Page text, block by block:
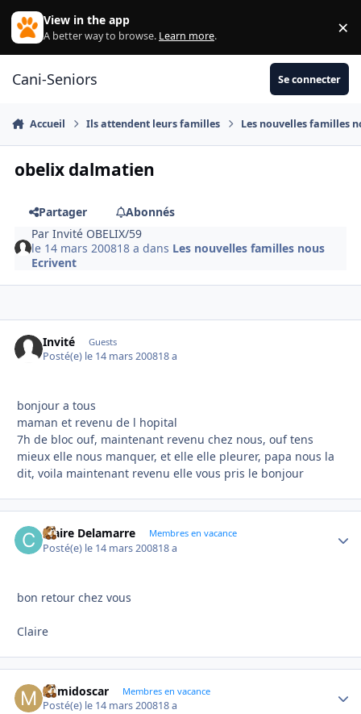
Aller au contenu
View in the app
A better way to browse. Learn more. ×
Cani-Seniors Se connecter
Accueil Ils attendent leurs familles Les nouvelles familles
obelix dalmatien
Partager
Abonnés
ParInvité OBELIX/59
le 14 mars 200818 a dans Les nouvelles familles nous
Ecrivent
Invité Guests
Posté(e) le 14 mars 200818 a
bonjour a tous
maman et revenu de l hopital
7h de bloc ouf, maintenant revenu chez nous, ouf tens
mieux elle nous manquer, et elle elle pleurer, papa nous la
dit, voila maintenant revenu elle vous pris le bonjour
Claire Delamarre Membres en vacance
Posté(e) le 14 mars 200818 a
bon retour chez vous
Claire
mimidoscar Membres en vacance
Posté(e) le 14 mars 200818 a